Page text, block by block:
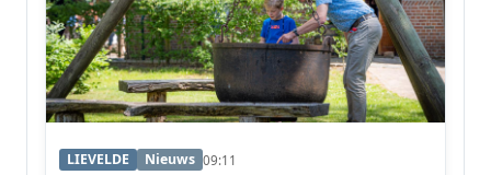
LIEVELDE Nieuws 09:11